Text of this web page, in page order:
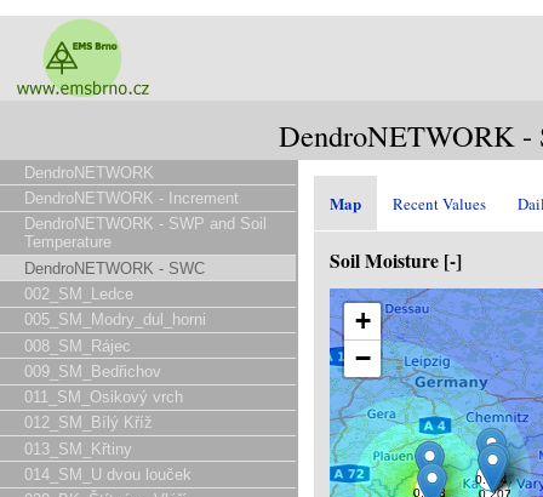
DendroNETWORK -
DendroNETWORK
DendroNETWORK - Increment
DendroNETWORK - SWP and Soil
Temperature
DendroNETWORK - SWC
002_SM_Ledce
005_SM_Modry_dul_horni
008_SM_Rájec
009_SM_Bedřichov
011_SM_Osikový vrch
012_SM_Bílý Kříž
013_SM_Křtiny
014_SM_U dvou louček
Map Recent Values
Soil Moisture [-]
+
−